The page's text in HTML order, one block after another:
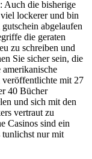
Auch die bisherige
lockerer und bin
abgelaufen
die geraten
zu schreiben und
Sie sicher sein, die
mit 27
40 Bücher
und sich mit den
vertraut zu
Casinos sind ein
tunlichst nur mit